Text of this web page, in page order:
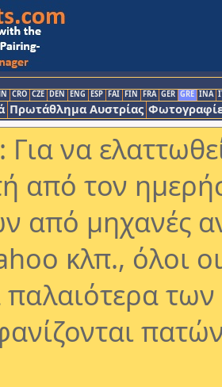
CRO CZE DEN ENG ESP FAI FIN FRA GER GRE INA
Πρωτάθλημα Αυστρίας
να
από τον
από μηχανές
κλπ., όλοι